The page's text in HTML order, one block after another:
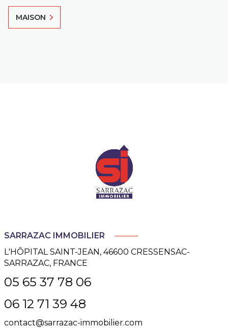
MAISON
SARRAZAC IMMOBILIER
L'HÔPITAL SAINT-JEAN, 46600 CRESSENSAC-
SARRAZAC, FRANCE
05 65 37 78 06
06 12 71 39 48
contact@sarrazac-immobilier.com